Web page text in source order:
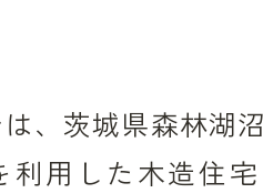
、茨城県森林湖
利用した木造住